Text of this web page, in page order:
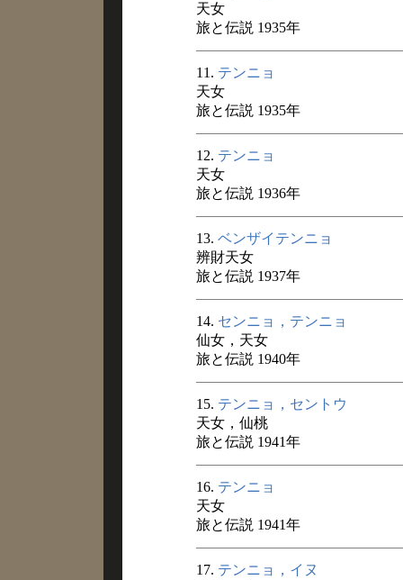
天女
旅と伝説 1935年
11. テンニョ
天女
旅と伝説 1935年
12. テンニョ
天女
旅と伝説 1936年
13. ベンザイテンニョ
辨財天女
旅と伝説 1937年
14. センニョ，テンニョ
仙女，天女
旅と伝説 1940年
15. テンニョ，セントウ
天女，仙桃
旅と伝説 1941年
16. テンニョ
天女
旅と伝説 1941年
17. テンニョ，イヌ